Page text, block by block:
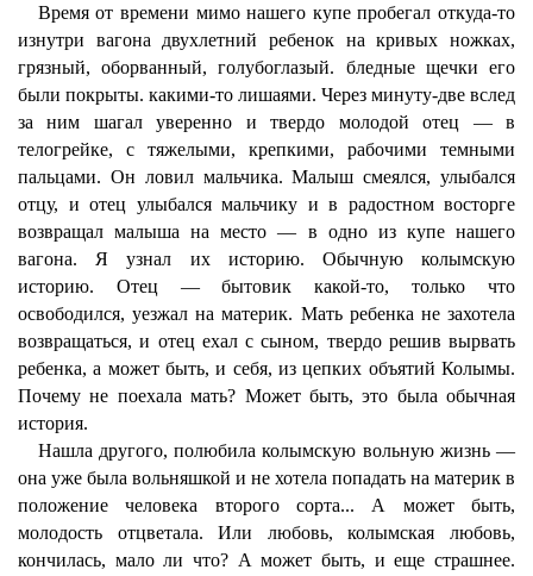
Время от времени мимо нашего купе пробегал откуда-то
изнутри вагона двухлетний ребенок на кривых ножках,
грязный, оборванный, голубоглазый. бледные щечки его
были покрыты. какими-то лишаями. Через минуту-две вслед
за ним шагал уверенно и твердо молодой отец — в
телогрейке, с тяжелыми, крепкими, рабочими темными
пальцами. Он ловил мальчика. Малыш смеялся, улыбался
отцу, и отец улыбался мальчику и в радостном восторге
возвращал малыша на место — в одно из купе нашего
вагона. Я узнал их историю. Обычную колымскую
историю. Отец — бытовик какой-то, только что
освободился, уезжал на материк. Мать ребенка не захотела
возвращаться, и отец ехал с сыном, твердо решив вырвать
ребенка, а может быть, и себя, из цепких объятий Колымы.
Почему не поехала мать? Может быть, это была обычная
история.
Нашла другого, полюбила колымскую вольную жизнь —
она уже была вольняшкой и не хотела попадать на материк в
положение человека второго сорта... А может быть,
молодость отцветала. Или любовь, колымская любовь,
кончилась, мало ли что? А может быть, и еще страшнее.